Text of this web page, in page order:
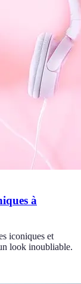
à
iconiques et
look inoubliable.